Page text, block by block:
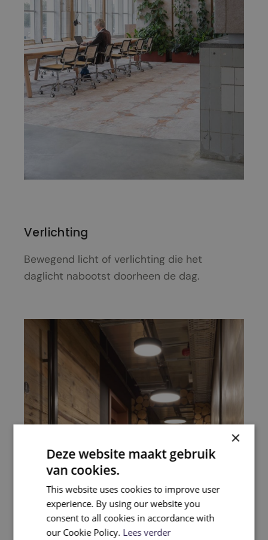
Verlichting
Bewegend licht of verlichting die het
daglicht nabootst doorheen de dag.
×
Deze website maakt gebruik
van cookies.
This website uses cookies to improve user
experience. By using our website you
consent to all cookies in accordance with
our Cookie Policy. Lees verder